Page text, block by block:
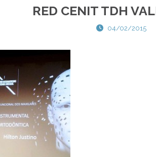
RED CENIT TDH
04/02/2015